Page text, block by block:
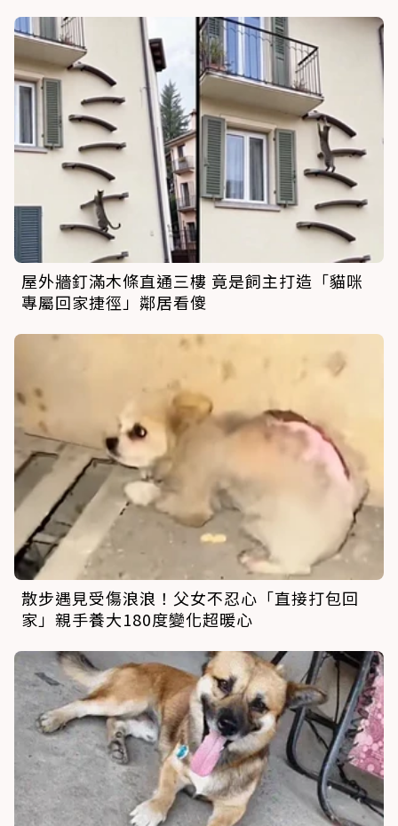
屋外牆釘滿木條直通三樓 竟是飼主打造「貓咪
專屬回家捷徑」鄰居看傻
散步遇見受傷浪浪！父女不忍心「直接打包回
家」親手養大180度變化超暖心